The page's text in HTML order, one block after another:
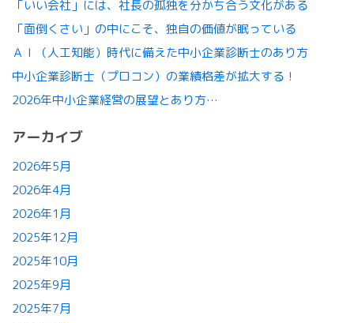
「いい会社」には、社長の孤独を分かち合う文化がある
「面倒くさい」の中にこそ、独自の価値が眠っている
ＡＩ（人工知能）時代に備えた中小企業診断士のあり方
中小企業診断士（プロコン）の業績格差が拡大する！
2026年中小企業経営の展望とあり方…
アーカイブ
2026年5月
2026年4月
2026年1月
2025年12月
2025年10月
2025年9月
2025年7月